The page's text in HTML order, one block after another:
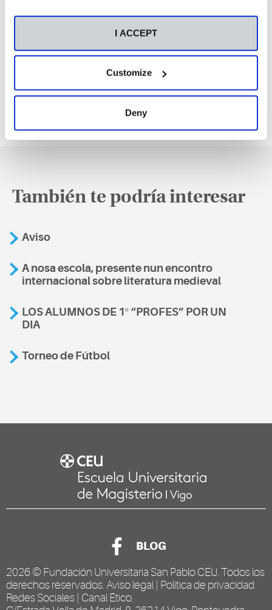
I ACCEPT
Customize
Deny
Biblioteca
Novidades
También te podría interesar
Aviso
A nosa escola, presente nun encontro
internacional sobre literatura medieval
LOS ALUMNOS DE 1º “PROFES” POR UN
DIA
Torneo de Fútbol
BLOG
2026 © Fundación Universitaria San Pablo CEU . Todos los
derechos reservados. Aviso legal
Política de privacidad
Redes Sociales Canal Ético